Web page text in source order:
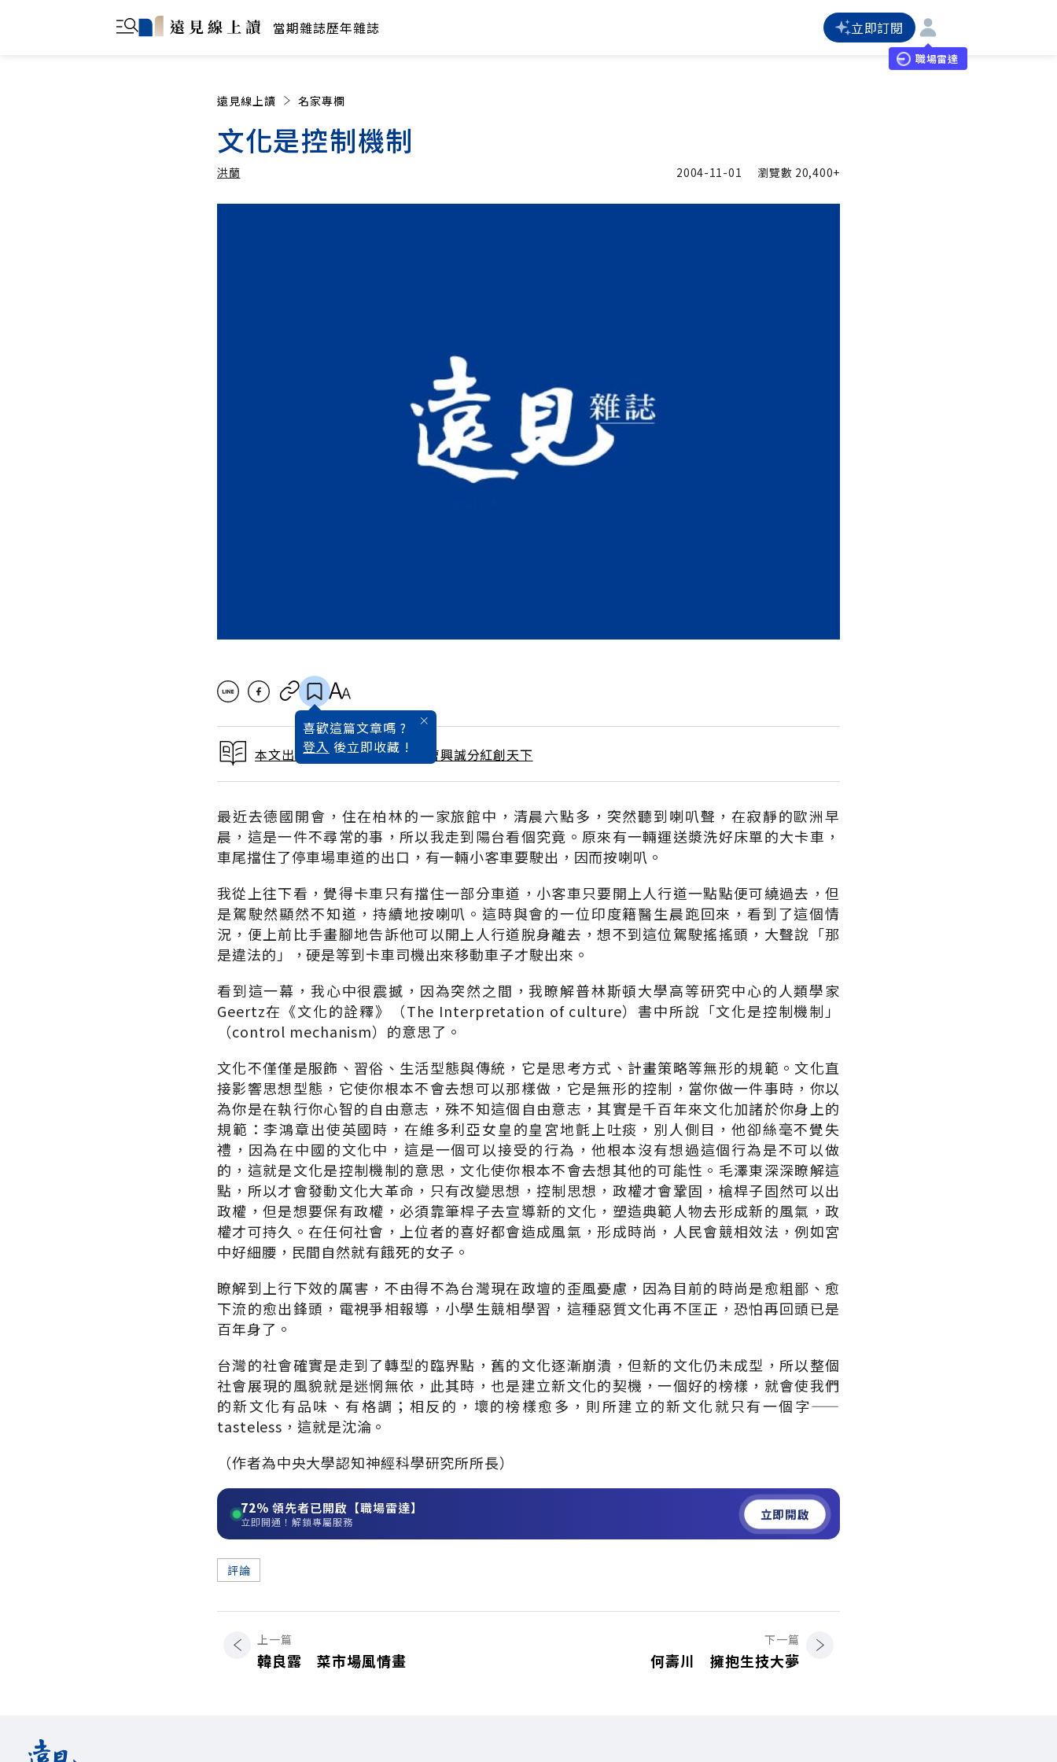
當期雜誌歷年雜誌 立即訂閱
職場雷達
遠見線上讀 名家專欄
文化是控制機制
洪蘭 2004-11-01 瀏覽數 20,400+
喜歡這篇文章嗎 ?
登入 後立即收藏 !
本文出自 2004 / 11月號雜誌 曹興誠分紅創天下
最近去德國開會，住在柏林的一家旅館中，清晨六點多，突然聽到喇叭聲，在寂靜的歐洲早
晨，這是一件不尋常的事，所以我走到陽台看個究竟。原來有一輛運送漿洗好床單的大卡車，
車尾擋住了停車場車道的出口，有一輛小客車要駛出，因而按喇叭。
我從上往下看，覺得卡車只有擋住一部分車道，小客車只要開上人行道一點點便可繞過去，但
是駕駛然顯然不知道，持續地按喇叭。這時與會的一位印度籍醫生晨跑回來，看到了這個情
況，便上前比手畫腳地告訴他可以開上人行道脫身離去，想不到這位駕駛搖搖頭，大聲說「那
是違法的」，硬是等到卡車司機出來移動車子才駛出來。
看到這一幕，我心中很震撼，因為突然之間，我瞭解普林斯頓大學高等研究中心的人類學家
Geertz在《文化的詮釋》（The Interpretation of culture）書中所說「文化是控制機制」
（control mechanism）的意思了。
文化不僅僅是服飾、習俗、生活型態與傳統，它是思考方式、計畫策略等無形的規範。文化直
接影響思想型態，它使你根本不會去想可以那樣做，它是無形的控制，當你做一件事時，你以
為你是在執行你心智的自由意志，殊不知這個自由意志，其實是千百年來文化加諸於你身上的
規範：李鴻章出使英國時，在維多利亞女皇的皇宮地氈上吐痰，別人側目，他卻絲毫不覺失
禮，因為在中國的文化中，這是一個可以接受的行為，他根本沒有想過這個行為是不可以做
的，這就是文化是控制機制的意思，文化使你根本不會去想其他的可能性。毛澤東深深瞭解這
點，所以才會發動文化大革命，只有改變思想，控制思想，政權才會鞏固，槍桿子固然可以出
政權，但是想要保有政權，必須靠筆桿子去宣導新的文化，塑造典範人物去形成新的風氣，政
權才可持久。在任何社會，上位者的喜好都會造成風氣，形成時尚，人民會競相效法，例如宮
中好細腰，民間自然就有餓死的女子。
瞭解到上行下效的厲害，不由得不為台灣現在政壇的歪風憂慮，因為目前的時尚是愈粗鄙、愈
下流的愈出鋒頭，電視爭相報導，小學生競相學習，這種惡質文化再不匡正，恐怕再回頭已是
百年身了。
台灣的社會確實是走到了轉型的臨界點，舊的文化逐漸崩潰，但新的文化仍未成型，所以整個
社會展現的風貌就是迷惘無依，此其時，也是建立新文化的契機，一個好的榜樣，就會使我們
的新文化有品味、有格調；相反的，壞的榜樣愈多，則所建立的新文化就只有一個字——
tasteless，這就是沈淪。
（作者為中央大學認知神經科學研究所所長）
72% 領先者已開啟【職場雷達】
立即開通！解鎖專屬服務 立即開啟
評論
上一篇
韓良露 菜市場風情畫
下一篇
何壽川 擁抱生技大夢